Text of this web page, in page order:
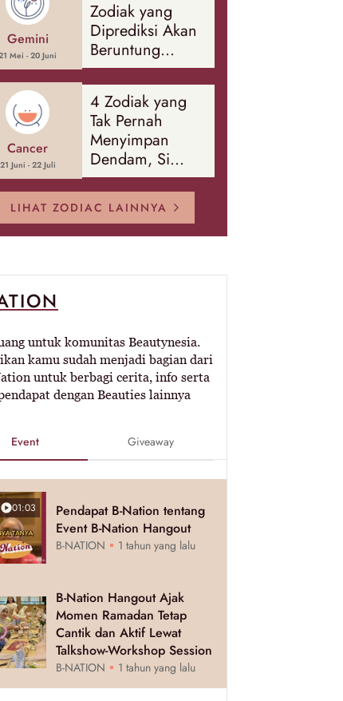
Gemini
Mei - 20 Juni
Zodiak yang
Diprediksi Akan
Beruntung
Sepanjang
Agustus 2026
Cancer
21 Juni - 22 Juli
4 Zodiak yang
Tak Pernah
Menyimpan
Dendam, Si
Paling Mudah
Memaafkan!
LIHAT ZODIAC LAINNYA
untuk komunitas Beautynesia.
kamu sudah menjadi bagian dari
untuk berbagi cerita, info serta
dengan Beauties lainnya
Event Giveaway
01:03
Pendapat B-Nation tentang
Event B-Nation Hangout
B-NATION 1 tahun yang lalu
B-Nation Hangout Ajak
Momen Ramadan Tetap
Cantik dan Aktif Lewat
Talkshow-Workshop Session
B-NATION 1 tahun yang lalu